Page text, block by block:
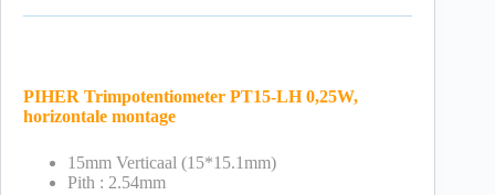
PIHER Trimpotentiometer PT15-LH 0,25W,
horizontale montage
15mm Verticaal (15*15.1mm)
Pith : 2.54mm